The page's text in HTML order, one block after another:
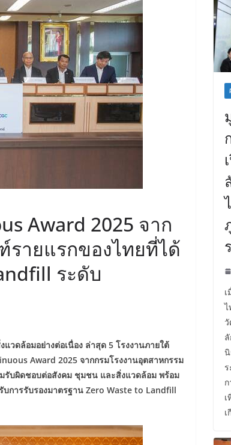
Award 2025 จาก
ายแรกของไทยที่ได้
ระดับ
วดล้อมอย่างต่อเนื่อง ล่าสุด 5 โรงงานภายใต้
Award 2025 จากกรมโรงงานอุตสาหกรรม
รับผิดชอบต่อสังคม ชุมชน และสิ่งแวดล้อม พร้อม
การรับรองมาตรฐาน Zero Waste to Landfill